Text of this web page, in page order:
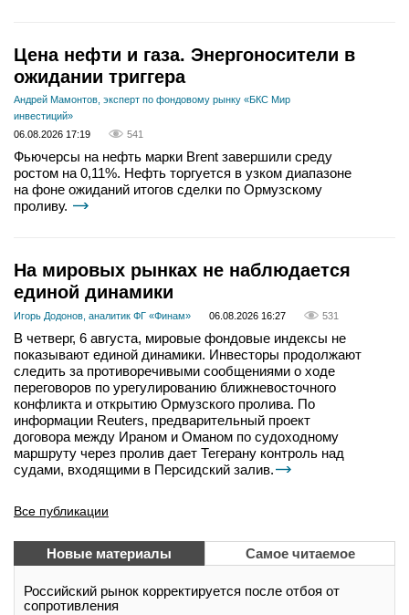
Цена нефти и газа. Энергоносители в
ожидании триггера
Андрей Мамонтов, эксперт по фондовому рынку «БКС Мир
инвестиций»
06.08.2026 17:19
541
Фьючерсы на нефть марки Brent завершили среду
ростом на 0,11%. Нефть торгуется в узком диапазоне
на фоне ожиданий итогов сделки по Ормузскому
проливу.
На мировых рынках не наблюдается
единой динамики
Игорь Додонов, аналитик ФГ «Финам» 06.08.2026 16:27 531
В четверг, 6 августа, мировые фондовые индексы не
показывают единой динамики. Инвесторы продолжают
следить за противоречивыми сообщениями о ходе
переговоров по урегулированию ближневосточного
конфликта и открытию Ормузского пролива. По
информации Reuters, предварительный проект
договора между Ираном и Оманом по судоходному
маршруту через пролив дает Тегерану контроль над
судами, входящими в Персидский залив.
Все публикации
Новые материалы Самое читаемое
Российский рынок корректируется после отбоя от
сопротивления